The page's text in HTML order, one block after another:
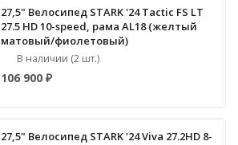
27,5" Велосипед STARK '24 Tactic FS LT
27.5 HD 10-speed, рама AL18 (желтый
матовый/фиолетовый)
В наличии (2 шт.)
106 900 ₽
27,5" Велосипед STARK '24 Viva 27.2HD 8-